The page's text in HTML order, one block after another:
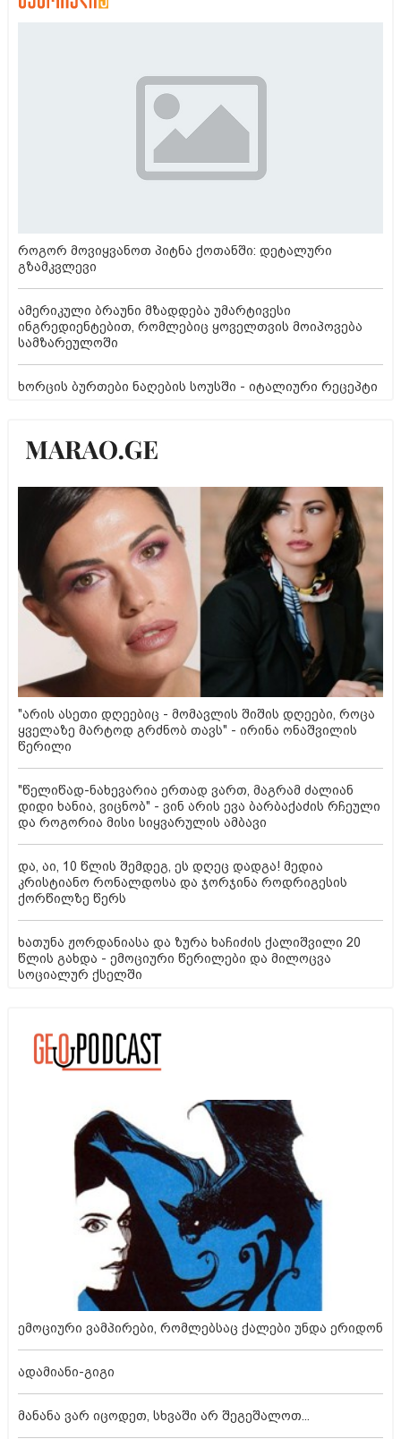
როგორ მოვიყვანოთ პიტნა ქოთანში: დეტალური
გზამკვლევი
ამერიკული ბრაუნი მზადდება უმარტივესი
ინგრედიენტებით, რომლებიც ყოველთვის მოიპოვება
სამზარეულოში
ხორცის ბურთები ნაღების სოუსში - იტალიური რეცეპტი
"არის ასეთი დღეებიც - მომავლის შიშის დღეები, როცა
ყველაზე მარტოდ გრძნობ თავს" - ირინა ონაშვილის
წერილი
"წელიწად-ნახევარია ერთად ვართ, მაგრამ ძალიან
დიდი ხანია, ვიცნობ" - ვინ არის ევა ბარბაქაძის რჩეული
და როგორია მისი სიყვარულის ამბავი
და, აი, 10 წლის შემდეგ, ეს დღეც დადგა! მედია
კრისტიანო რონალდოსა და ჯორჯინა როდრიგესის
ქორწილზე წერს
ხათუნა ჟორდანიასა და ზურა ხაჩიძის ქალიშვილი 20
წლის გახდა - ემოციური წერილები და მილოცვა
სოციალურ ქსელში
ემოციური ვამპირები, რომლებსაც ქალები უნდა ერიდონ
ადამიანი-გიგი
მანანა ვარ იცოდეთ, სხვაში არ შეგეშალოთ...